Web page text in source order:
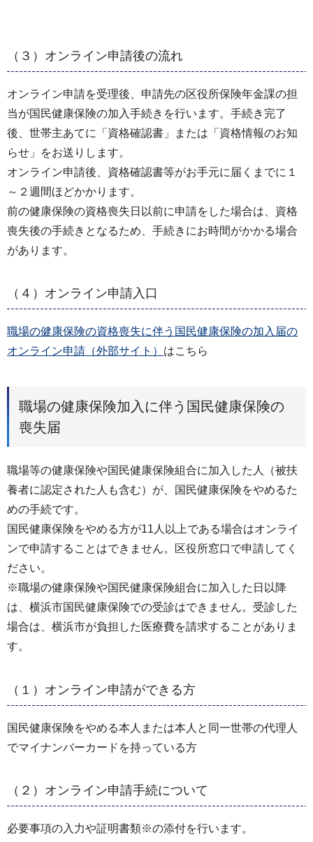
（３）オンライン申請後の流れ
オンライン申請を受理後、申請先の区役所保険年金課の担
当が国民健康保険の加入手続きを行います。手続き完了
後、世帯主あてに「資格確認書」または「資格情報のお知
らせ」をお送りします。
オンライン申請後、資格確認書等がお手元に届くまでに１
～２週間ほどかかります。
前の健康保険の資格喪失日以前に申請をした場合は、資格
喪失後の手続きとなるため、手続きにお時間がかかる場合
があります。
（４）オンライン申請入口
職場の健康保険の資格喪失に伴う国民健康保険の加入届の
オンライン申請（外部サイト） はこちら
職場の健康保険加入に伴う国民健康保険の
喪失届
職場等の健康保険や国民健康保険組合に加入した人（被扶
養者に認定された人も含む）が、国民健康保険をやめるた
めの手続です。
国民健康保険をやめる方が11人以上である場合はオンライ
ンで申請することはできません。区役所窓口で申請してく
ださい。
※職場の健康保険や国民健康保険組合に加入した日以降
は、横浜市国民健康保険での受診はできません。受診した
場合は、横浜市が負担した医療費を請求することがありま
す。
（１）オンライン申請ができる方
国民健康保険をやめる本人または本人と同一世帯の代理人
でマイナンバーカードを持っている方
（２）オンライン申請手続について
必要事項の入力や証明書類※の添付を行います。